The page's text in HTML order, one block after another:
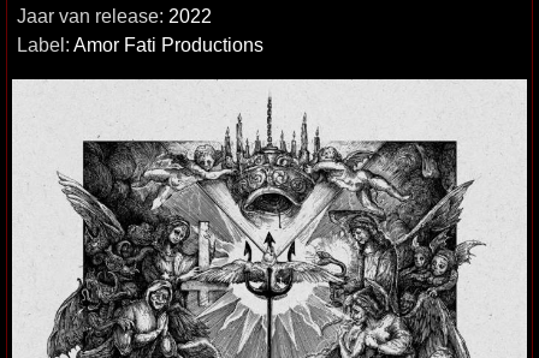
Jaar van release: 2022
Label: Amor Fati Productions